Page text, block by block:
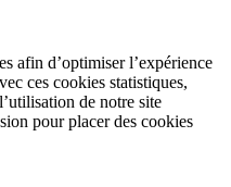
afin d’optimiser l’expérience
ces cookies statistiques,
de notre site
pour placer des cookies